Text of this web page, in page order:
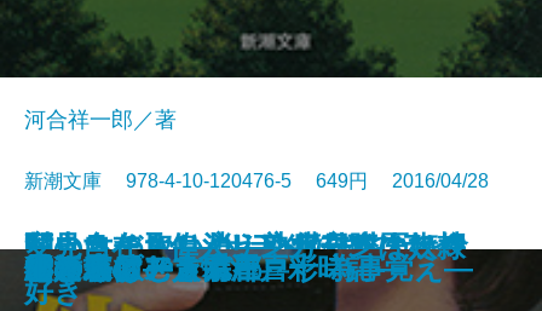
スクールカースト殺人教室
イン・ザ・ヘブン
いいとこ取り！ 熟年交際のスス
メ
村上ラヂオ3―サラダ好きのライ
オン―
私のなかの彼女
ヘタウマな愛
闇の女たち―消えゆく日本人街娼
の記録―
あきらめない心―心臓外科医は命
をつなぐ―
深読みシェイクスピア
シェイクスピアの正体
河合祥一郎／著
新潮文庫 978-4-10-120476-5 649円 2016/04/28
伴連れ
雪まろげ―古手屋喜十 為事覚え―
雪の果て―人情江戸彩時記―
蛍の森
僕の名はアラム
結婚式のメンバー
トリモノート
小さいおじさん
ひとり飲む、京都
変見自在 偉人リンカーンは奴隷
好き